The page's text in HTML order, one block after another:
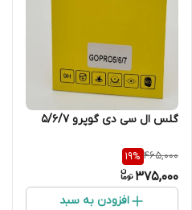
گلس ال سی دی گوپرو 5/6/7
465,000
19%
375,000
افزودن به سبد